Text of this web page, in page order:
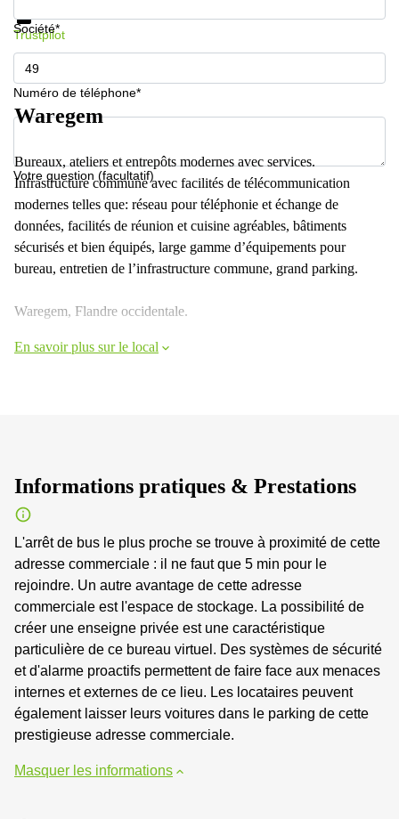
Société*
Numéro de téléphone*
Votre question (facultatif)
Trustpilot
Waregem
Bureaux, ateliers et entrepôts modernes avec services.
Infrastructure commune avec facilités de télécommunication
modernes telles que: réseau pour téléphonie et échange de
données, facilités de réunion et cuisine agréables, bâtiments
sécurisés et bien équipés, large gamme d’équipements pour
bureau, entretien de l’infrastructure commune, grand parking.
Waregem, Flandre occidentale.
En savoir plus sur le local
Informations pratiques & Prestations
L'arrêt de bus le plus proche se trouve à proximité de cette
adresse commerciale : il ne faut que 5 min pour le
rejoindre. Un autre avantage de cette adresse
commerciale est l'espace de stockage. La possibilité de
créer une enseigne privée est une caractéristique
particulière de ce bureau virtuel. Des systèmes de sécurité
et d'alarme proactifs permettent de faire face aux menaces
internes et externes de ce lieu. Les locataires peuvent
également laisser leurs voitures dans le parking de cette
prestigieuse adresse commerciale.
Masquer les informations